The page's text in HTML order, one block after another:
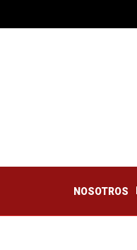
NOSOTROS